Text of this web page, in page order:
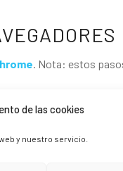
de las cookies
y nuestro servicio.
. Nota: estos
de personalización